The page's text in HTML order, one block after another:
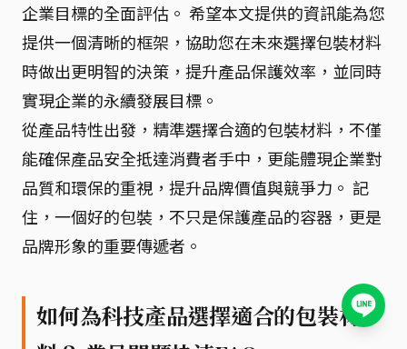
企業目標的全面評估。 希望本文提供的資訊能為您
提供一個清晰的框架，協助您在未來選擇包裝材料
時做出更明智的決策，提升產品保護效率，並同時
實現企業的永續發展目標。
從產品特性出發，精準選擇合適的包裝材料，不僅
能確保產品安全抵達消費者手中，更能體現企業對
品質和環保的重視，提升品牌價值與競爭力。 記
住，一個好的包裝，不只是保護產品的容器，更是
品牌形象的重要傳遞者。
如何為科技產品選擇適合的包裝材